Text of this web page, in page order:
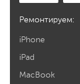
Ремонтируем:
iPhone
iPad
MacBook